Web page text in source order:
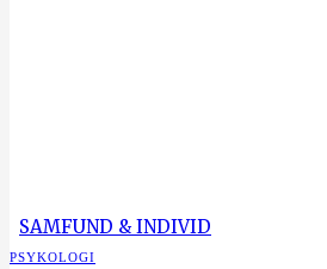
SAMFUND & INDIVID
PSYKOLOGI